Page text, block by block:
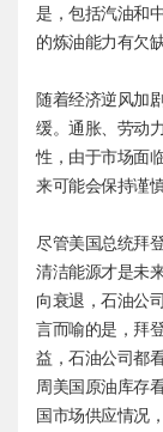
是，包括汽油和
的炼油能力有欠缺
随着经济逆风加
缓。通胀、劳动
性，由于市场面
来可能会保持谨慎
尽管美国总统拜
清洁能源才是未
向衰退，石油公
言而喻的是，拜
益，石油公司都
周美国原油库存
国市场供应情况